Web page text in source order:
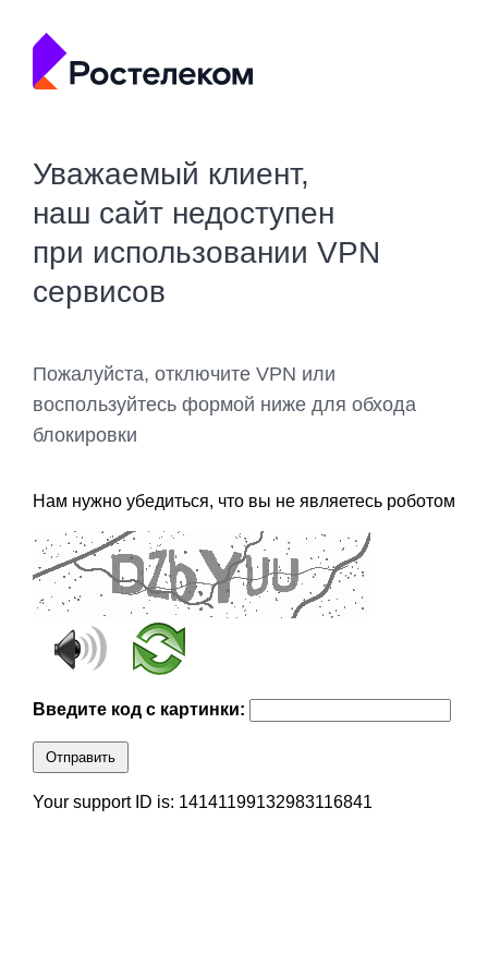
Уважаемый клиент,
наш сайт недоступен
при использовании VPN
сервисов
Пожалуйста, отключите VPN или
воспользуйтесь формой ниже для обхода
блокировки
Нам нужно убедиться, что вы не являетесь роботом
Введите код с картинки:
Отправить
Your support ID is: 14141199132983116841